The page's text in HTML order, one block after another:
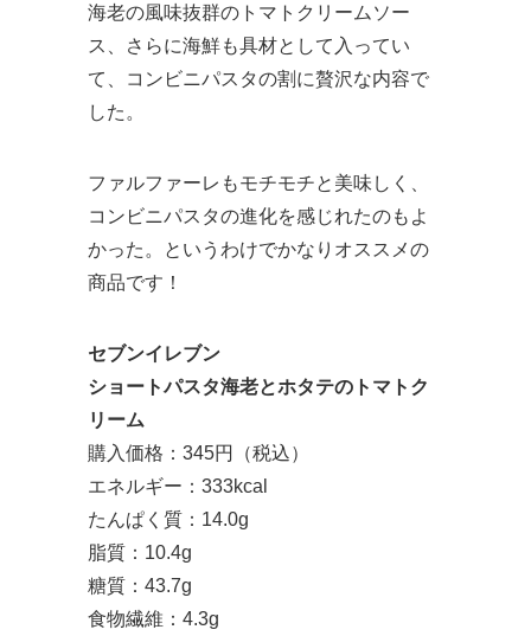
海老の風味抜群のトマトクリームソー
ス、さらに海鮮も具材として入ってい
て、コンビニパスタの割に贅沢な内容で
した。
ファルファーレもモチモチと美味しく、
コンビニパスタの進化を感じれたのもよ
かった。というわけでかなりオススメの
商品です！
セブンイレブン
ショートパスタ海老とホタテのトマトク
リーム
購入価格：345円（税込）
エネルギー：333kcal
たんぱく質：14.0g
脂質：10.4g
糖質：43.7g
食物繊維：4.3g